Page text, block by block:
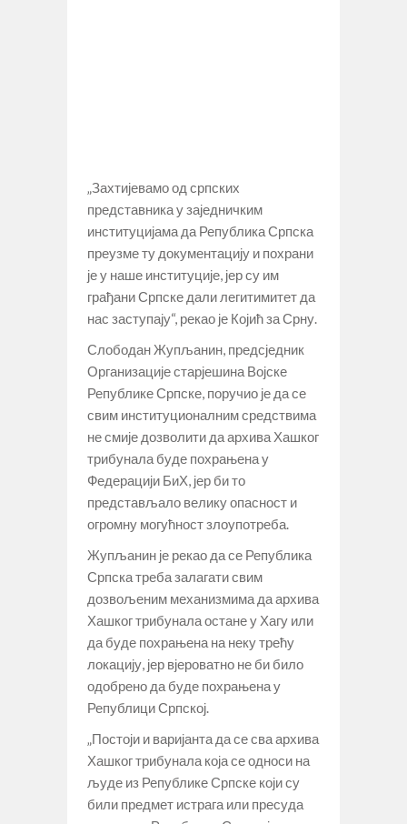
„Захтијевамо од српских
представника у заједничким
институцијама да Република Српска
преузме ту документацију и похрани
је у наше институције, јер су им
грађани Српске дали легитимитет да
нас заступају“, рекао је Којић за Срну.
Слободан Жупљанин, предсједник
Организације старјешина Војске
Републике Српске, поручио је да се
свим институционалним средствима
не смије дозволити да архива Хашког
трибунала буде похрањена у
Федерацији БиХ, јер би то
представљало велику опасност и
огромну могућност злоупотреба.
Жупљанин је рекао да се Република
Српска треба залагати свим
дозвољеним механизмима да архива
Хашког трибунала остане у Хагу или
да буде похрањена на неку трећу
локацију, јер вјероватно не би било
одобрено да буде похрањена у
Републици Српској.
„Постоји и варијанта да се сва архива
Хашког трибунала која се односи на
људе из Републике Српске који су
били предмет истрага или пресуда